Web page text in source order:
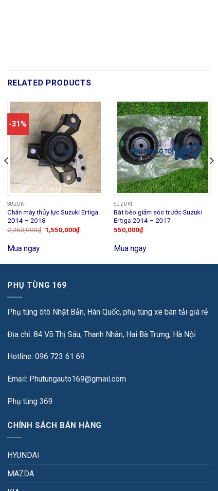
RELATED PRODUCTS
-31%
SUZUKI
Chân máy thủy lực Suzuki Ertiga
2014 – 2018
2,250,000₫ 1,550,000₫
Mua ngay
SUZUKI
Bát bèo giảm sóc trước Suzuki
Ertiga 2014 – 2017
550,000₫
Mua ngay
PHỤ TÙNG 169
Phụ tùng ôtô Nhật Bản, Hàn Quốc, phụ tùng xe bán tải giá rẻ
Địa chỉ: 84 Võ Thị Sáu, Thanh Nhàn, Hai Bà Trưng, Hà Nội
Hotline: 096 723 61 69
Email: Phutungauto169@gmail.com
Phụ tùng 369
CHÍNH SÁCH BÁN HÀNG
HYUNDAI
MAZDA